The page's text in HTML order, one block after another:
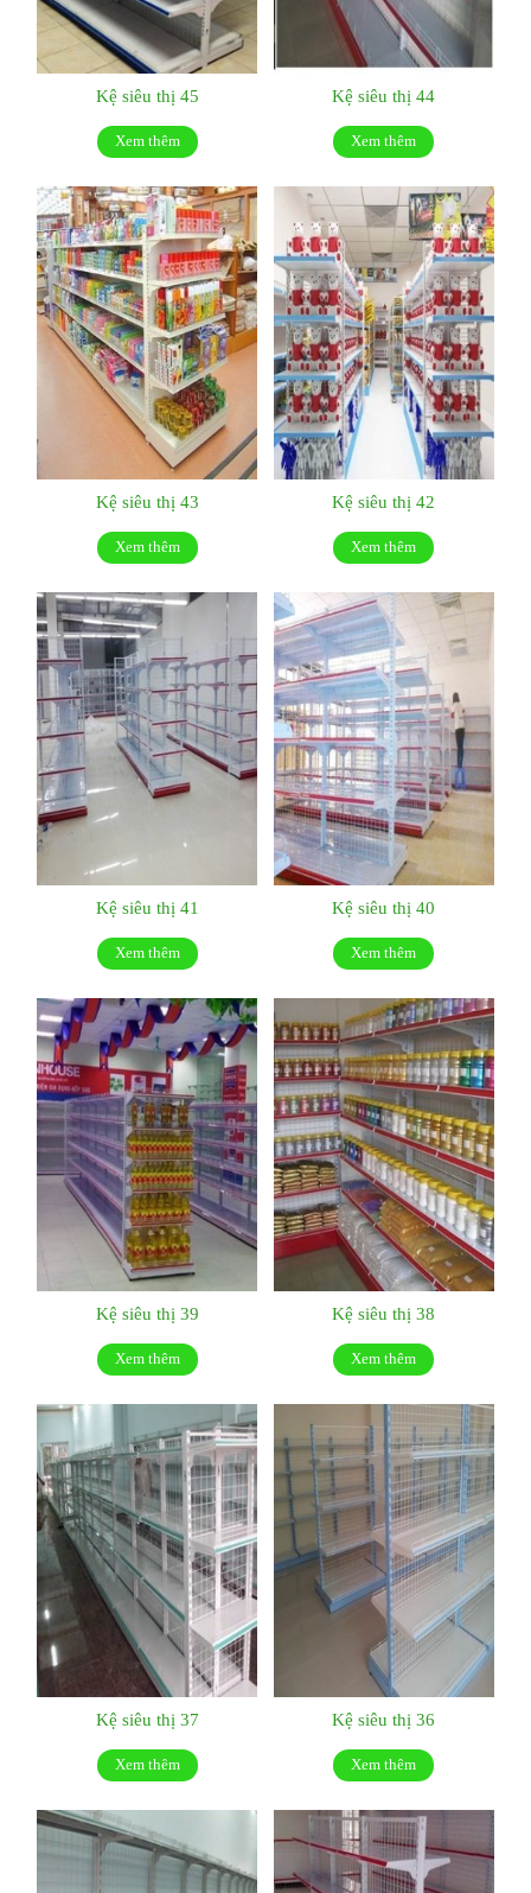
Kệ siêu thị 45
Xem thêm
Kệ siêu thị 44
Xem thêm
Kệ siêu thị 43
Xem thêm
Kệ siêu thị 42
Xem thêm
Kệ siêu thị 41
Xem thêm
Kệ siêu thị 40
Xem thêm
Kệ siêu thị 39
Xem thêm
Kệ siêu thị 38
Xem thêm
Kệ siêu thị 37
Xem thêm
Kệ siêu thị 36
Xem thêm